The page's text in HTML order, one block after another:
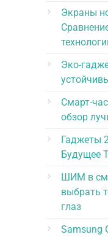
Экраны
Эко-
Смарт-
обзор
Гаджеты
Будущее
ШИМ в
выбрать
глаз
Samsung